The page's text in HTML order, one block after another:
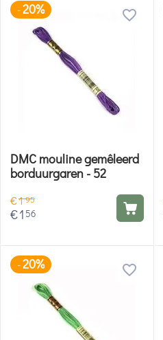
-20%
DMC mouline gemêleerd
borduurgaren - 52
€195
€1 56
-20%